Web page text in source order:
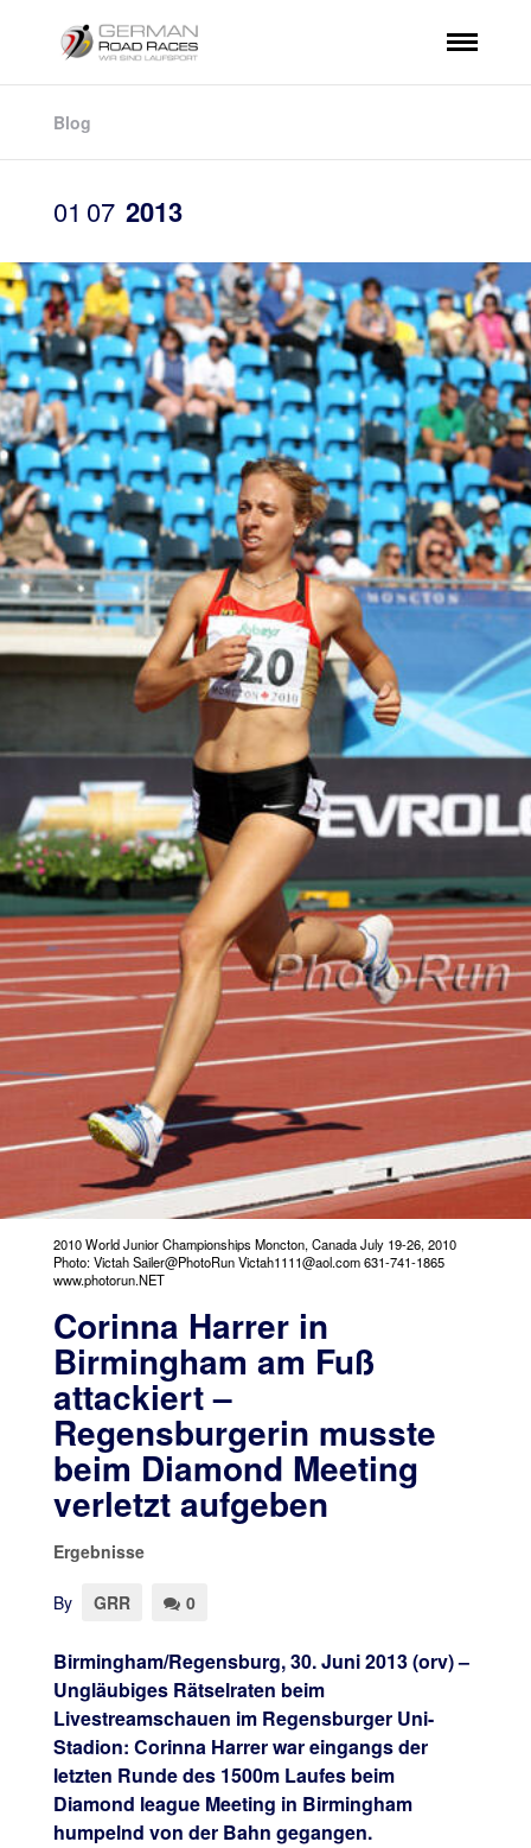
Blog
01 07 2013
2010 World Junior Championships Moncton, Canada July 19-26, 2010
Photo: Victah Sailer@PhotoRun Victah1111@aol.com 631-741-1865
www.photorun.NET
Corinna Harrer in
Birmingham am Fuß
attackiert –
Regensburgerin musste
beim Diamond Meeting
verletzt aufgeben
Ergebnisse
By GRR 0
Birmingham/Regensburg, 30. Juni 2013 (orv) –
Ungläubiges Rätselraten beim
Livestreamschauen im Regensburger Uni-
Stadion: Corinna Harrer war eingangs der
letzten Runde des 1500m Laufes beim
Diamond league Meeting in Birmingham
humpelnd von der Bahn gegangen.